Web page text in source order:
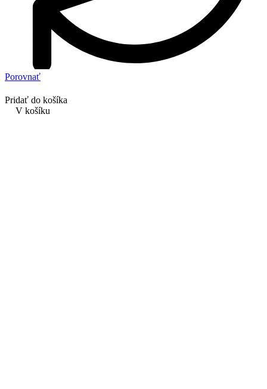
Porovnať
Pridať do košíka
V košíku